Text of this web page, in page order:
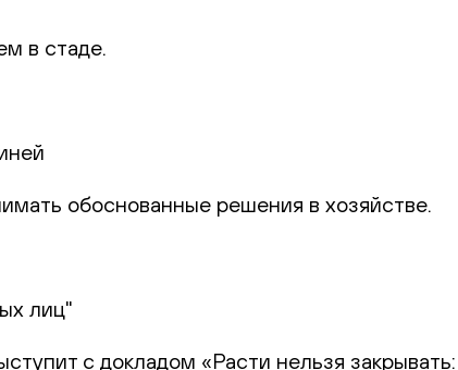
в стаде.
обоснованные решения в хозяйстве.
лиц"
с докладом «Расти нельзя закрывать: